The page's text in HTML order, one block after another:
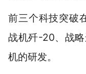
前三个科技突破
战机歼-20、战
机的研发。